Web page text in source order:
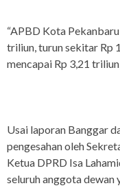
“APBD Kota
triliun, turun sekitar Rp
mencapai Rp 3,21
Usai laporan Banggar
pengesahan oleh
Ketua DPRD Isa
seluruh anggota dewan